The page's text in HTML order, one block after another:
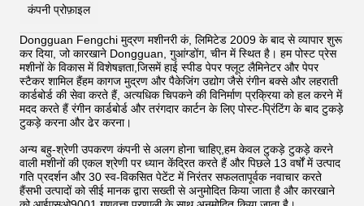
कंपनी प्रोफ़ाइल
Dongguan Fengchi मुद्रण मशीनरी कं, लिमिटेड 2009 के बाद से व्यापार शुरू
कर दिया, जो कारखाने Dongguan, गुआंग्डोंग, चीन में स्थित है। हम पोस्ट प्रेस
मशीनों के विकास में विशेषज्ञता,जिसमें हाई स्पीड पेपर फ्लूट लैमिनेटर और पेपर
स्टैकर शामिल हैंहम कागज मुद्रण और पैकेजिंग उद्योग जैसे रंगीन बक्से और लहराती
कार्डबोर्ड की सेवा करते हैं, अत्यधिक चिपकने की विनिर्माण प्रक्रिया को हल करने में
मदद करते हैं रंगीन कार्डबोर्ड और तरंगदार कार्टन के लिए पोस्ट-प्रिंटिंग के बाद टुकड़े
टुकड़े करना और ढेर करना।
अन्य बहु-श्रेणी उपकरण कंपनी से अलग होना चाहिए,हम केवल टुकड़े टुकड़े करने
वाली मशीनों की एकल श्रेणी पर ध्यान केंद्रित करते हैं और पिछले 13 वर्षों में उत्पाद
गति प्रदर्शन और 30 स्व-विकसित पेटेंट में निरंतर सफलतापूर्वक नवाचार करते
हैंसभी उत्पादों को सीई मानक द्वारा सख्ती से अनुमोदित किया जाता है और कारखाने